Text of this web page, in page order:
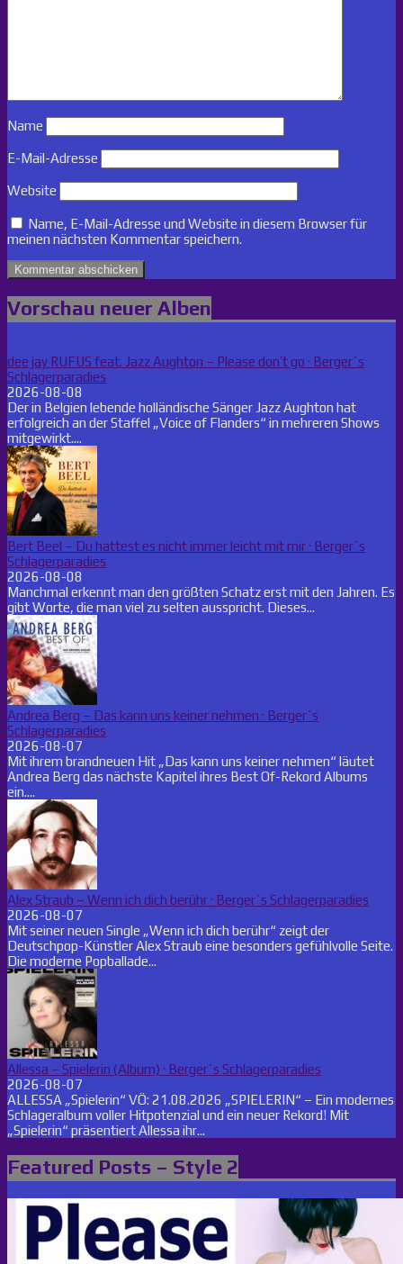
Name
E-Mail-Adresse
Website
Name, E-Mail-Adresse und Website in diesem Browser für
meinen nächsten Kommentar speichern.
Vorschau neuer Alben
dee jay RUFUS feat. Jazz Aughton – Please don’t go · Berger´s
Schlagerparadies
2026-08-08
Der in Belgien lebende holländische Sänger Jazz Aughton hat
erfolgreich an der Staffel „Voice of Flanders“ in mehreren Shows
mitgewirkt....
Bert Beel – Du hattest es nicht immer leicht mit mir · Berger´s
Schlagerparadies
2026-08-08
Manchmal erkennt man den größten Schatz erst mit den Jahren. Es
gibt Worte, die man viel zu selten ausspricht. Dieses...
Andrea Berg – Das kann uns keiner nehmen · Berger´s
Schlagerparadies
2026-08-07
Mit ihrem brandneuen Hit „Das kann uns keiner nehmen“ läutet
Andrea Berg das nächste Kapitel ihres Best Of-Rekord Albums
ein....
Alex Straub – Wenn ich dich berühr · Berger´s Schlagerparadies
2026-08-07
Mit seiner neuen Single „Wenn ich dich berühr“ zeigt der
Deutschpop-Künstler Alex Straub eine besonders gefühlvolle Seite.
Die moderne Popballade...
Allessa – Spielerin (Album) · Berger´s Schlagerparadies
2026-08-07
ALLESSA „Spielerin“ VÖ: 21.08.2026 „SPIELERIN“ – Ein modernes
Schlageralbum voller Hitpotenzial und ein neuer Rekord! Mit
„Spielerin“ präsentiert Allessa ihr...
Featured Posts – Style 2